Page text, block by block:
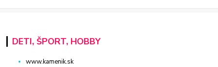
DETI, ŠPORT, HOBBY
www.kamenik.sk